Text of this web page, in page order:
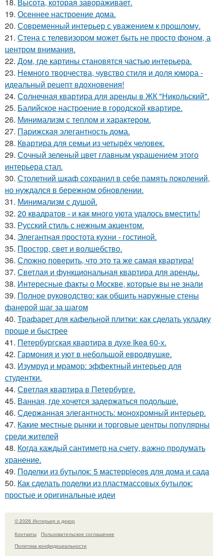
18. Высота, которая завораживает.
19. Осеннее настроение дома.
20. Современный интерьер с уважением к прошлому.
21. Стена с телевизором может быть не просто фоном, а
центром внимания.
22. Дом, где картины становятся частью интерьера.
23. Немного творчества, чувство стиля и доля юмора -
идеальный рецепт вдохновения!
24. Солнечная квартира для аренды в ЖК "Никольский".
25. Балийское настроение в городской квартире.
26. Минимализм с теплом и характером.
27. Парижская элегантность дома.
28. Квартира для семьи из четырёх человек.
29. Сочный зеленый цвет главным украшением этого
интерьера стал.
30. Столетний шкаф сохранил в себе память поколений,
но нуждался в бережном обновлении.
31. Минимализм с душой.
32. 20 квадратов - и как много уюта удалось вместить!
33. Русский стиль с нежным акцентом.
34. Элегантная простота кухни - гостиной.
35. Простор, свет и волшебство.
36. Сложно поверить, что это та же самая квартира!
37. Светлая и функциональная квартира для аренды.
38. Интересные факты о Москве, которые вы не знали
39. Полное руководство: как обшить наружные стены
фанерой шаг за шагом
40. Трафарет для кафельной плитки: как сделать укладку
проще и быстрее
41. Петербургская квартира в духе Ikea 60-х.
42. Гармония и уют в небольшой евродвушке.
43. Изумруд и мрамор: эффектный интерьер для
студентки.
44. Светлая квартира в Петербурге.
45. Ванная, где хочется задержаться подольше.
46. Сдержанная элегантность: монохромный интерьер.
47. Какие местные рынки и торговые центры популярны
среди жителей
48. Когда каждый сантиметр на счету, важно продумать
хранение.
49. Поделки из бутылок: 5 мастерpieces для дома и сада
50. Как сделать поделки из пластмассовых бутылок:
простые и оригинальные идеи
© 2026 Интерьер и декор
Контакты
Пользовательское соглашение
Политика конфидециальности